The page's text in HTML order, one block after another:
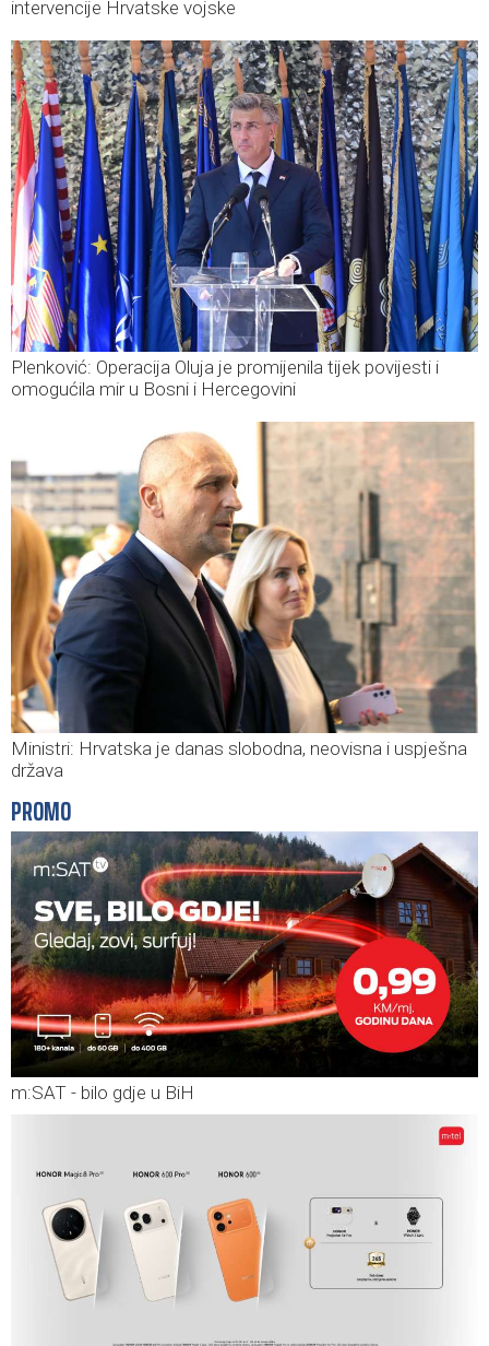
intervencije Hrvatske vojske
Plenković: Operacija Oluja je promijenila tijek povijesti i
omogućila mir u Bosni i Hercegovini
Ministri: Hrvatska je danas slobodna, neovisna i uspješna
država
PROMO
m:SAT - bilo gdje u BiH